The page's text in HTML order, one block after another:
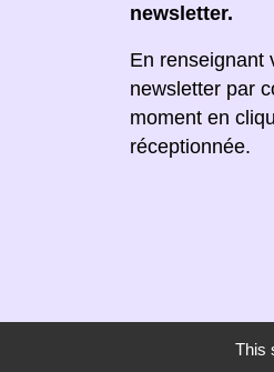
newsletter.
En renseignant
newsletter par
moment en
réceptionnée.
This